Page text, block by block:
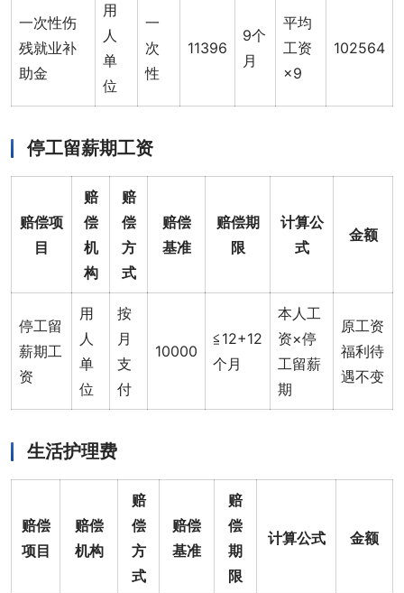
一次性伤
残就业补
助金
用
人
单
位
一
次
性
11396
9个
月
平均
工资
×9
102564
停工留薪期工资
赔偿项
目
赔
偿
机
构
赔
偿
方
式
赔偿
基准
赔偿期
限
计算公
式
金额
停工留
薪期工
资
用
人
单
位
按
月
支
付
10000
≦12+12
个月
本人工
资×停
工留薪
期
原工资
福利待
遇不变
生活护理费
赔偿
项目
赔偿
机构
赔
偿
方
式
赔偿
基准
赔
偿
期
限
计算公式 金额